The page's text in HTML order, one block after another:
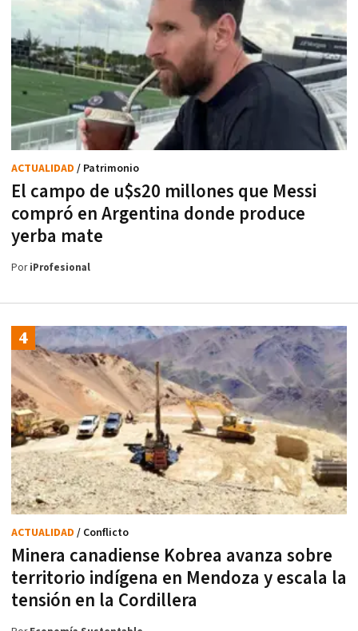
El campo de u$s20 millones que Messi
compró en Argentina donde produce
yerba mate
ACTUALIDAD / Patrimonio
PoriProfesional
Minera canadiense Kobrea avanza sobre
territorio indígena en Mendoza y escala la
tensión en la Cordillera
ACTUALIDAD / Conflicto